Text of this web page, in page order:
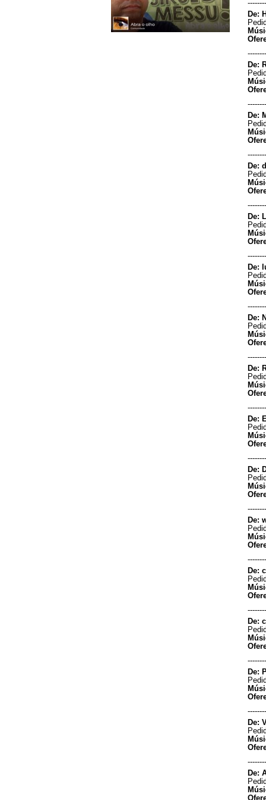
dançantes de domingos na casa
dos primos e amigos da
vizinhança. Tempo muito bom!
Jovem Guarda, Anos 60,
Lia, gatona maravilhosa! Um cheiro procê,
saudades, desejo muito sucesso e
Nalva Neves
05/10/
De:
De:
De:
De:
De:
De:
De:
De:
De:
De:
De:
De:
De:
De:
De:
De: